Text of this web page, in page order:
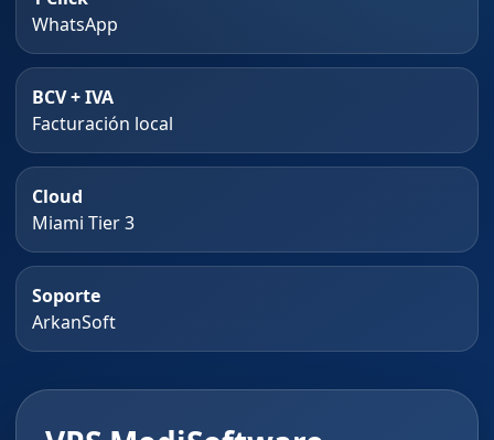
WhatsApp
BCV + IVA
Facturación local
Cloud
Miami Tier 3
Soporte
ArkanSoft